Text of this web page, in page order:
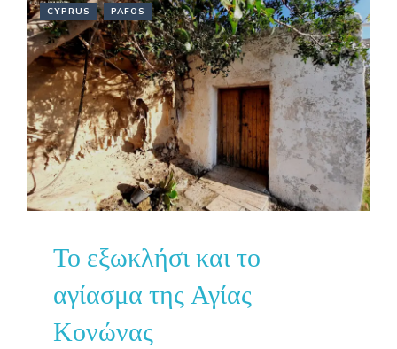
CYPRUS PAFOS
Το εξωκλήσι και το
αγίασμα της Αγίας
Κονώνας